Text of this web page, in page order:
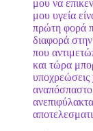
μου να
μου υγεία
πρώτη φορά
διαφορά
που
και τώρα
υποχρεώσεις
αναπόσπαστο